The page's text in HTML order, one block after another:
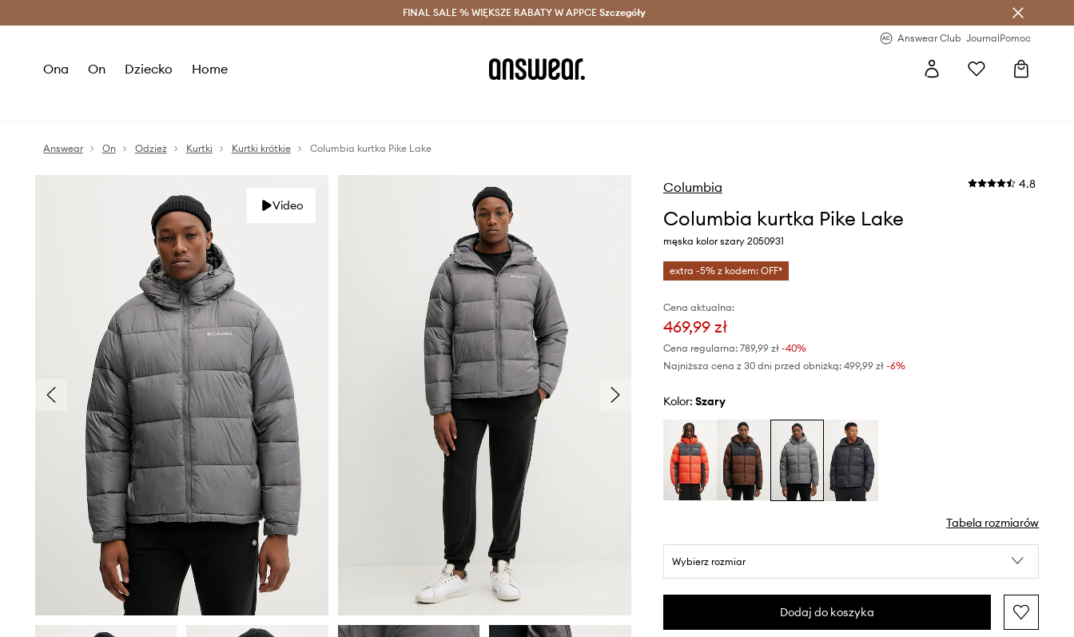
Oszczędzaj z Answear Club > Dostawa nawet w 24h >
FINAL SALE % WIĘKSZE RABATY W APPCE Szczegóły
Answear Club JournalPomoc
Ona On Dziecko Home
Answear On Odzież Kurtki Kurtki krótkie Columbia kurtka Pike Lake
Video
Columbia 4.8
Columbia kurtka Pike Lake
męska kolor szary 2050931
extra -5% z kodem: OFF*
Cena aktualna:
469,99 zł
Cena regularna: 789,99 zł-40%
Najniższa cena z 30 dni przed obniżką: 499,99 zł -6%
Kolor: szary
Tabela rozmiarów
Wybierz rozmiar
Dodaj do koszyka